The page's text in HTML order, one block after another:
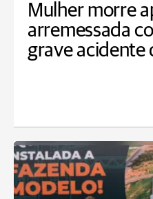
Mulher morre
arremessada
grave acidente